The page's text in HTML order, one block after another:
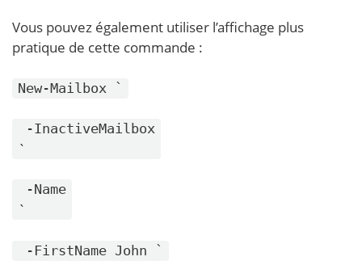
Vous pouvez également utiliser l’affichage plus
pratique de cette commande :
New-Mailbox `
-InactiveMailbox
`
-Name
`
-FirstName John `